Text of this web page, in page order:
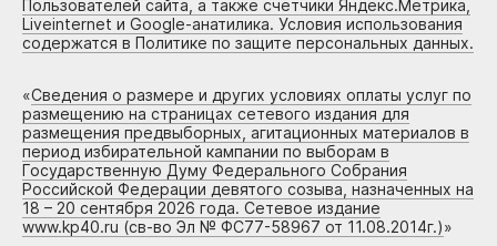
Пользователей сайта, а также счетчики Яндекс.Метрика,
Liveinternet и Google-анатилика. Условия использования
содержатся в Политике по защите персональных данных.
«Сведения о размере и других условиях оплаты услуг по
размещению на страницах сетевого издания для
размещения предвыборных, агитационных материалов в
период избирательной кампании по выборам в
Государственную Думу Федерального Собрания
Российской Федерации девятого созыва, назначенных на
18 – 20 сентября 2026 года. Сетевое издание
www.kp40.ru (св-во Эл № ФС77-58967 от 11.08.2014г.)»